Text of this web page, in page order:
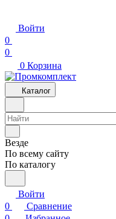
Войти
0
0
0 Корзина
Каталог
Везде
По всему сайту
По каталогу
Войти
0
Сравнение